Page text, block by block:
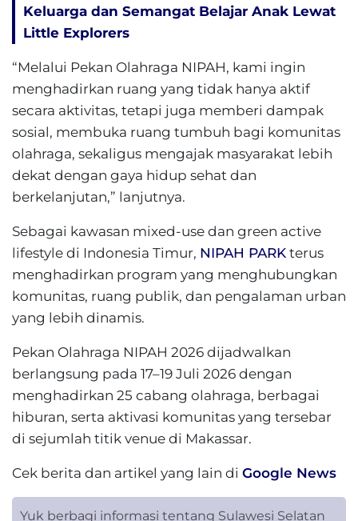
Keluarga dan Semangat Belajar Anak Lewat
Little Explorers
“Melalui Pekan Olahraga NIPAH, kami ingin
menghadirkan ruang yang tidak hanya aktif
secara aktivitas, tetapi juga memberi dampak
sosial, membuka ruang tumbuh bagi komunitas
olahraga, sekaligus mengajak masyarakat lebih
dekat dengan gaya hidup sehat dan
berkelanjutan,” lanjutnya.
Sebagai kawasan mixed-use dan green active
lifestyle di Indonesia Timur, NIPAH PARK terus
menghadirkan program yang menghubungkan
komunitas, ruang publik, dan pengalaman urban
yang lebih dinamis.
Pekan Olahraga NIPAH 2026 dijadwalkan
berlangsung pada 17–19 Juli 2026 dengan
menghadirkan 25 cabang olahraga, berbagai
hiburan, serta aktivasi komunitas yang tersebar
di sejumlah titik venue di Makassar.
Cek berita dan artikel yang lain di Google News
Yuk berbagi informasi tentang Sulawesi Selatan